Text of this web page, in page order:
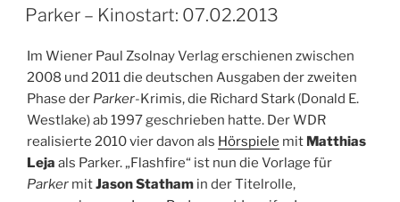
AM
Parker – Kinostart: 07.02.2013
Im Wiener Paul Zsolnay Verlag erschienen zwischen
2008 und 2011 die deutschen Ausgaben der zweiten
Phase der Parker-Krimis, die Richard Stark (Donald E.
Westlake) ab 1997 geschrieben hatte. Der WDR
realisierte 2010 vier davon als Hörspiele mit Matthias
Leja als Parker. „Flashfire“ ist nun die Vorlage für
Parker mitJason Statham in der Titelrolle,